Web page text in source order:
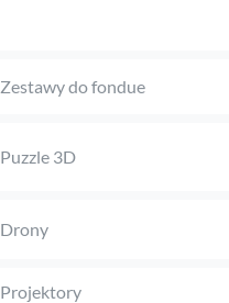
Zestawy do fondue
Puzzle 3D
Drony
Projektory